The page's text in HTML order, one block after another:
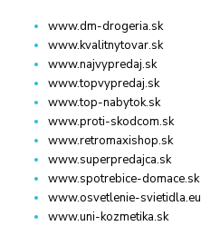
www.dm-drogeria.sk
www.kvalitnytovar.sk
www.najvypredaj.sk
www.topvypredaj.sk
www.top-nabytok.sk
www.proti-skodcom.sk
www.retromaxishop.sk
www.superpredajca.sk
www.spotrebice-domace.sk
www.osvetlenie-svietidla.eu
www.uni-kozmetika.sk